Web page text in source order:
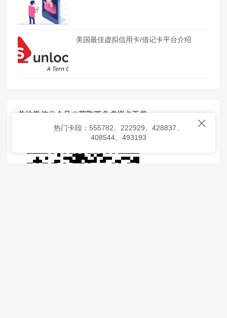
美国最佳虚拟信用卡/借记卡平台介绍
关注微信公众号@获取更多虚拟卡干货

热门卡段：555782、222929、428837、
408544、493193